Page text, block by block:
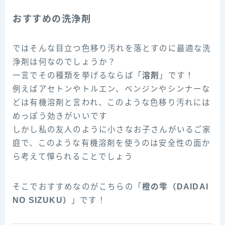
おすすめの洗浄剤
ではそんな目立つ色移り汚れを落とすのに最適な洗
浄剤は何なのでしょうか？
一言でその種類を挙げるならば「 溶剤 」です！
例えばアセトンやトルエン、ベンジンやシンナーな
どは有機溶剤と言われ、このような色移り汚れには
めっぽう効きがいいです
しかし私の友人のように小さなお子さんがいるご家
庭で、このような有機溶剤を使うのは安全性の面か
ら考えて憚られることでしょう
そこでおすすめなのがこちらの「 橙の雫（DAIDAI
NO SIZUKU）
」です！